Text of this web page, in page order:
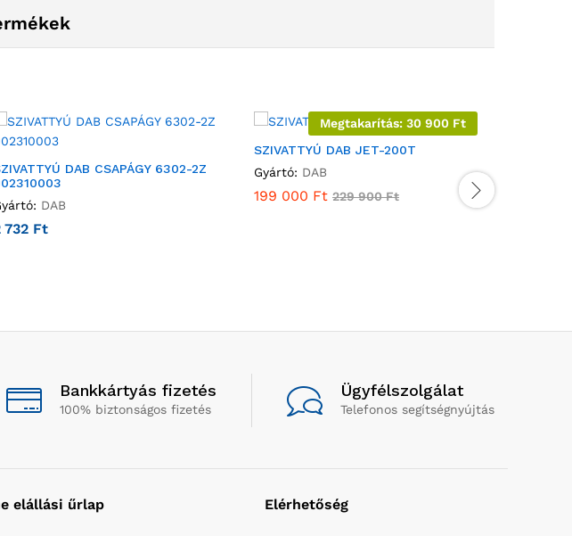
DAB CSAPÁGY 6302-2Z
DAB
732 Ft
Megtakarítás: 30 900 Ft
SZIVATTYÚ DAB JET-200T
Gyártó: DAB
199 000 Ft 229 900Ft
Bankkártyás fizetés
100% biztonságos fizetés
Ügyfélszolgálat
Telefonos segítségnyújtás
elállási űrlap Elérhetőség